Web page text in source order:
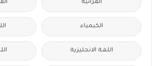
القرائية
الكيمياء
اللغة الانجليزية